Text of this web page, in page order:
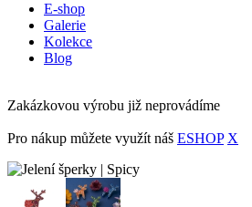
E-shop
Galerie
Kolekce
Blog
Zakázkovou výrobu již neprovádíme
Pro nákup můžete využít náš ESHOP X